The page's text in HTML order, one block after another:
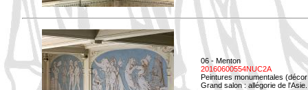
06 - Menton
20160600554NUC2A
Peintures monumentales
Grand salon : allégorie de l'Asie.